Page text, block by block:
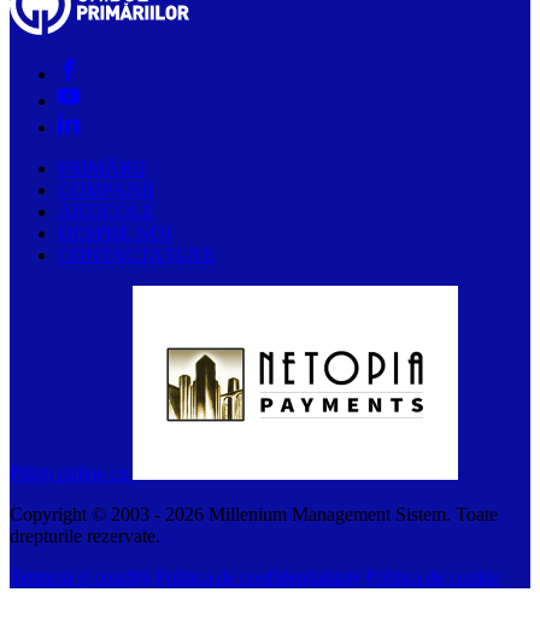
PRIMĂRII
COMPANII
ARTICOLE
DESPRE NOI
CONTACTAȚI-NE
Plătiți online cu
Copyright © 2003 - 2026 Millenium Management Sistem. Toate
drepturile rezervate.
Termeni și condiții Politica de confidentialitate Politica de cookie